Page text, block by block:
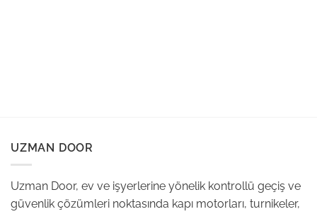
UZMAN DOOR
Uzman Door, ev ve işyerlerine yönelik kontrollü geçiş ve
güvenlik çözümleri noktasında kapı motorları, turnikeler,